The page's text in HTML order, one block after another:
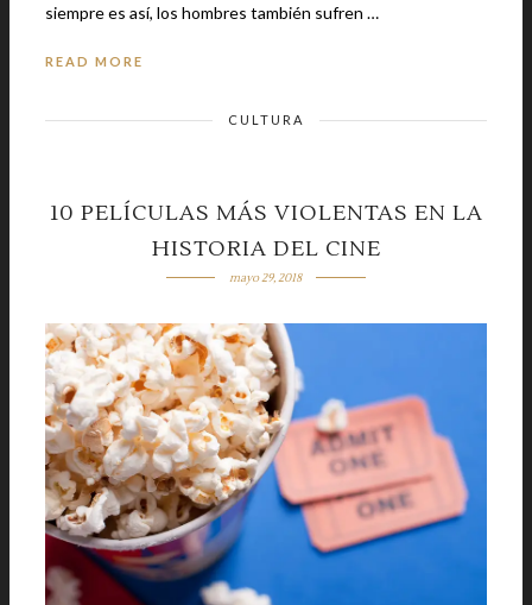
siempre es así, los hombres también sufren …
READ MORE
CULTURA
10 PELÍCULAS MÁS VIOLENTAS EN LA
HISTORIA DEL CINE
mayo 29, 2018